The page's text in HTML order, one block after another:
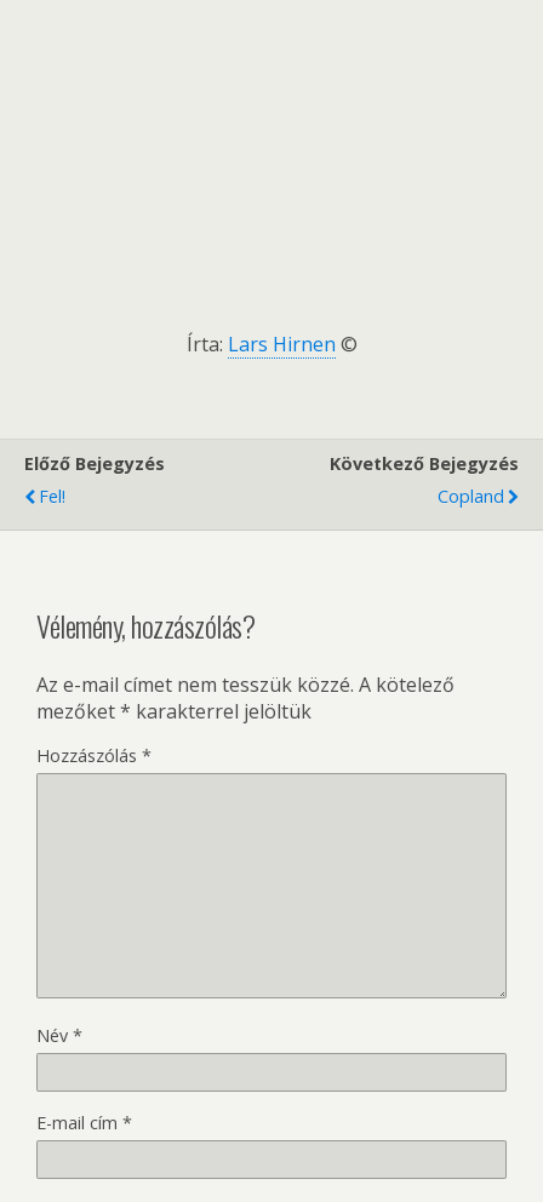
Írta: Lars Hirnen ©
Előző Bejegyzés
Fel!
Következő Bejegyzés
Copland
Vélemény, hozzászólás?
Az e-mail címet nem tesszük közzé. A kötelező
mezőket* karakterrel jelöltük
Hozzászólás *
Név *
E-mail cím *